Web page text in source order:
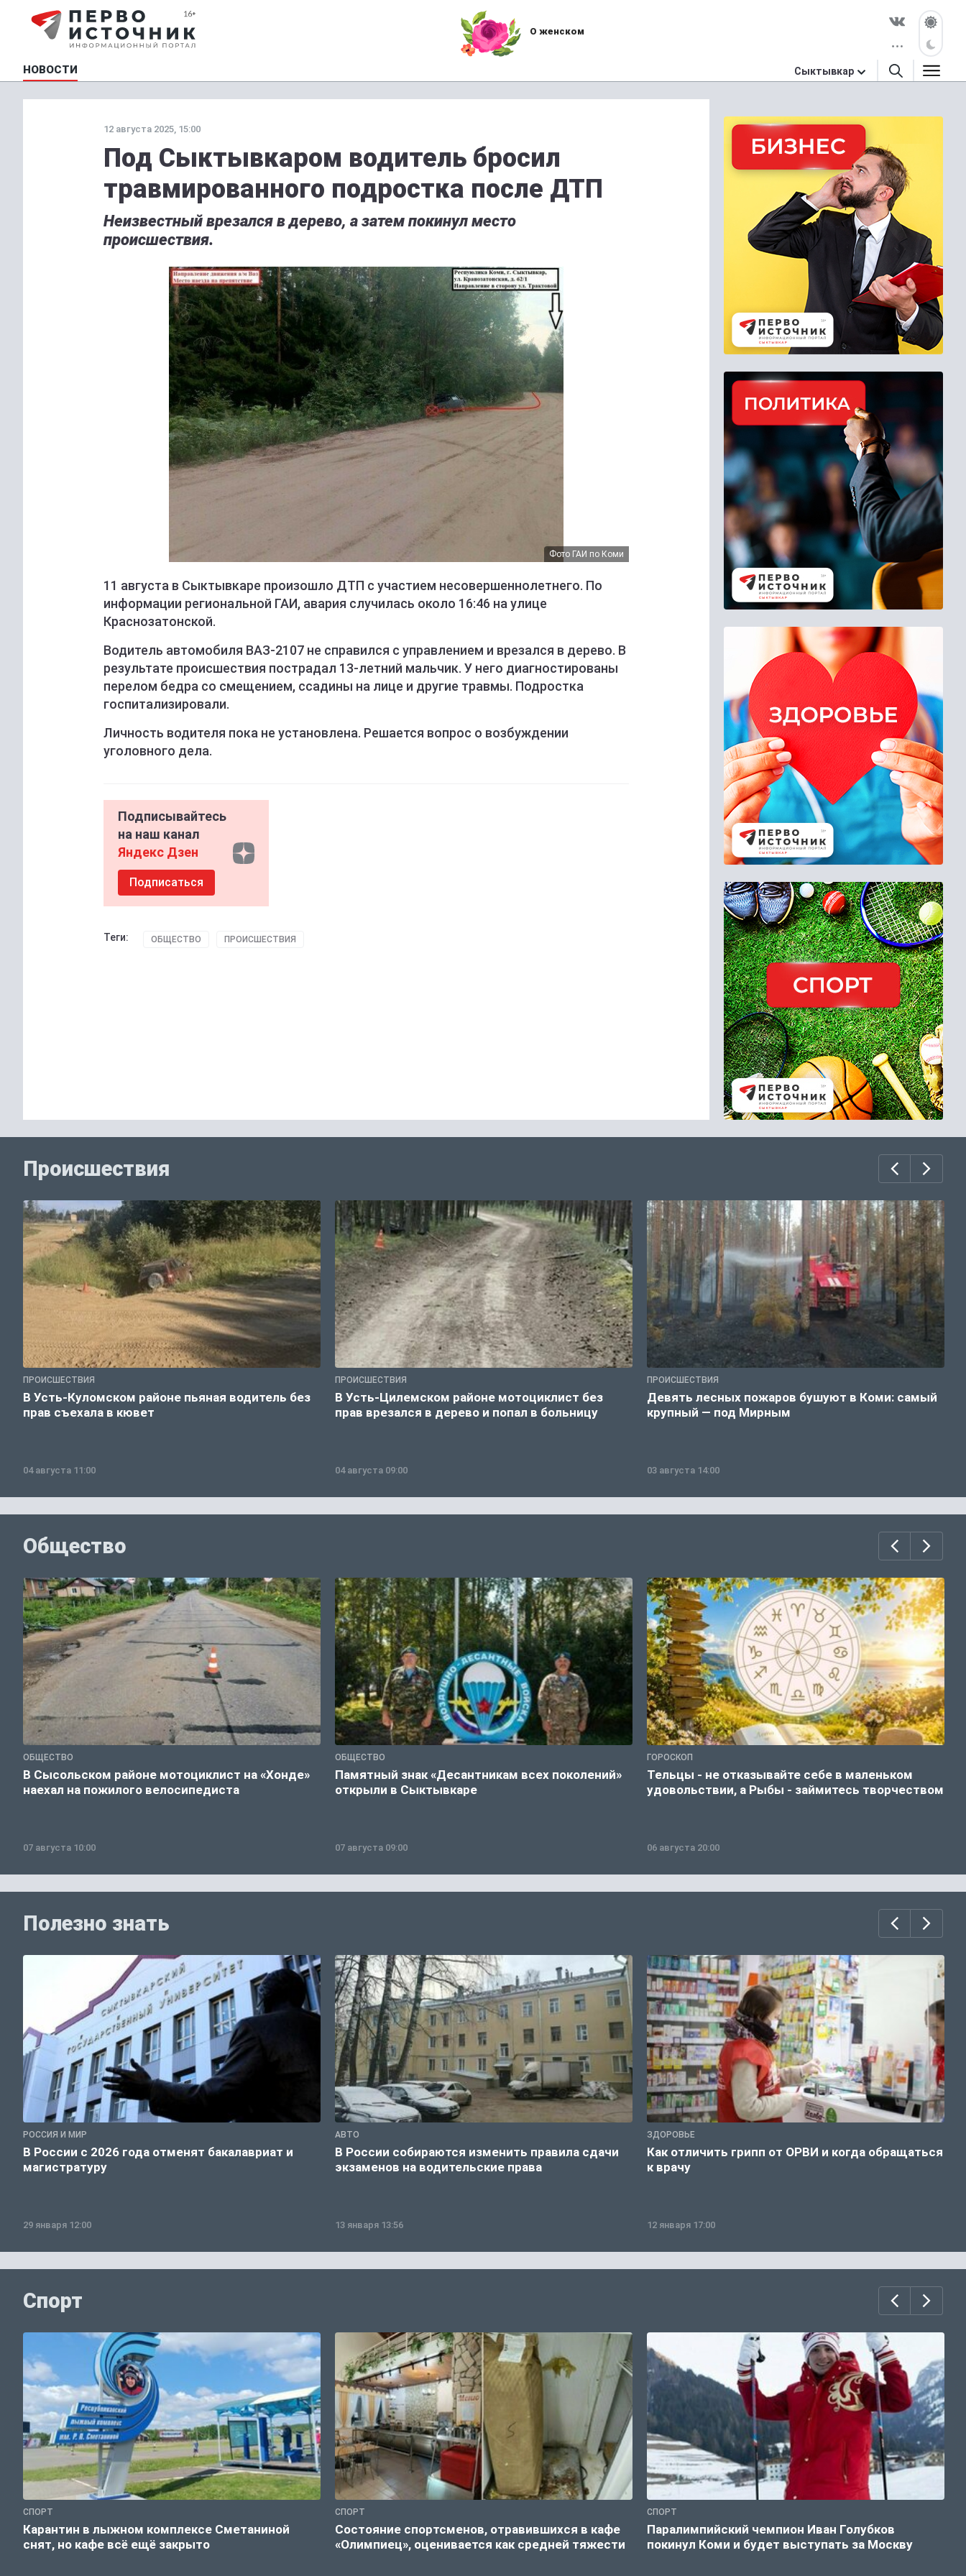
О женском
НОВОСТИ Сыктывкар
12 августа 2025, 15:00
Под Сыктывкаром водитель бросил
травмированного подростка после ДТП
Неизвестный врезался в дерево, а затем покинул место
происшествия.
Фото ГАИ по Коми
11 августа в Сыктывкаре произошло ДТП с участием несовершеннолетнего. По
информации региональной ГАИ, авария случилась около 16:46 на улице
Краснозатонской.
Водитель автомобиля ВАЗ-2107 не справился с управлением и врезался в дерево. В
результате происшествия пострадал 13-летний мальчик. У него диагностированы
перелом бедра со смещением, ссадины на лице и другие травмы. Подростка
госпитализировали.
Личность водителя пока не установлена. Решается вопрос о возбуждении
уголовного дела.
Подписывайтесь
на наш канал
Яндекс Дзен
Подписаться
Теги: ОБЩЕСТВО ПРОИСШЕСТВИЯ
Происшествия
ПРОИСШЕСТВИЯ
В Усть-Куломском районе пьяная водитель без
прав съехала в кювет
04 августа 11:00
ПРОИСШЕСТВИЯ
В Усть-Цилемском районе мотоциклист без
прав врезался в дерево и попал в больницу
04 августа 09:00
ПРОИСШЕСТВИЯ
Девять лесных пожаров бушуют в Коми: самый
крупный — под Мирным
03 августа 14:00
Общество
ОБЩЕСТВО
В Сысольском районе мотоциклист на «Хонде»
наехал на пожилого велосипедиста
07 августа 10:00
ОБЩЕСТВО
Памятный знак «Десантникам всех поколений»
открыли в Сыктывкаре
07 августа 09:00
ГОРОСКОП
Тельцы - не отказывайте себе в маленьком
удовольствии, а Рыбы - займитесь творчеством
06 августа 20:00
Полезно знать
РОССИЯ И МИР
В России с 2026 года отменят бакалавриат и
магистратуру
29 января 12:00
АВТО
В России собираются изменить правила сдачи
экзаменов на водительские права
13 января 13:56
ЗДОРОВЬЕ
Как отличить грипп от ОРВИ и когда обращаться
к врачу
12 января 17:00
Спорт
СПОРТ
Карантин в лыжном комплексе Сметаниной
снят, но кафе всё ещё закрыто
СПОРТ
Состояние спортсменов, отравившихся в кафе
«Олимпиец», оценивается как средней тяжести
СПОРТ
Паралимпийский чемпион Иван Голубков
покинул Коми и будет выступать за Москву